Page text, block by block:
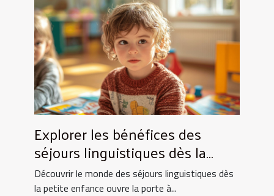
Explorer les bénéfices des
séjours linguistiques dès la
petite enfance
Découvrir le monde des séjours linguistiques dès
la petite enfance ouvre la porte à...